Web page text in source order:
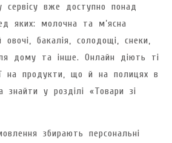
сервісу вже доступно понад
яких: молочна та м’ясна
бакалія, солодощі, снеки,
дому та інше. Онлайн діють ті
на продукти, що й на полицях в
знайти у розділі «Товари зі
збирають персональні